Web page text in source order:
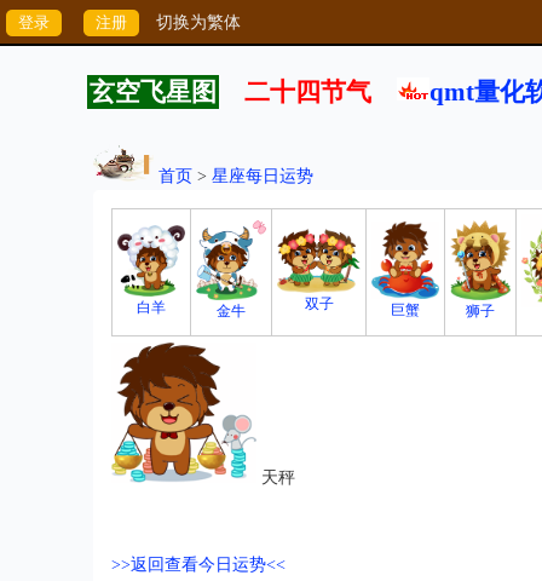
切换为繁体
玄空飞星图 二十四节气 qmt量化
首页 > 星座每日运势
白羊 金牛 双子 巨蟹 狮子
天秤
>>返回查看今日运势<<